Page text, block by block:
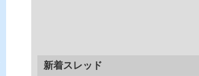
新着スレッド